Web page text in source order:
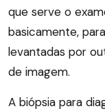
que serve o
basicamente,
levantadas por
de imagem.
A biópsia para